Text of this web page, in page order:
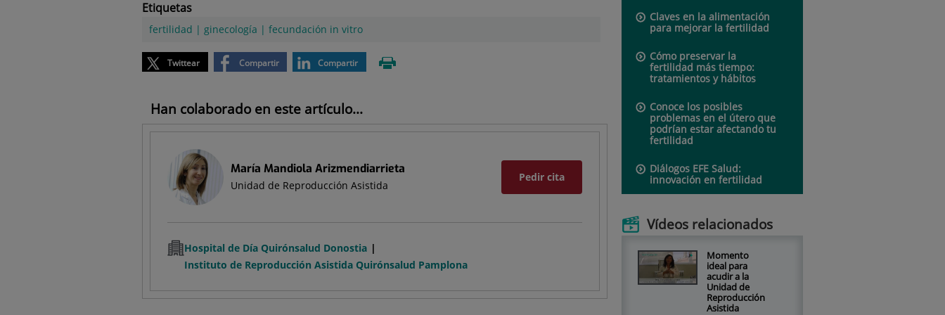
Etiquetas
fertilidad | ginecología | fecundación in vitro
Twittear Compartir Compartir
Han colaborado en este artículo...
María Mandiola Arizmendiarrieta
Unidad de Reproducción Asistida
Pedir cita
Hospital de Día Quirónsalud Donostia
Instituto de Reproducción Asistida Quirónsalud Pamplona
Claves en la alimentación
para mejorar la fertilidad
Cómo preservar la
fertilidad más tiempo:
tratamientos y hábitos
Conoce los posibles
problemas en el útero que
podrían estar afectando tu
fertilidad
Diálogos EFE Salud:
innovación en fertilidad
Vídeos relacionados
Momento
ideal para
acudir a la
Unidad de
Reproducción
Asistida